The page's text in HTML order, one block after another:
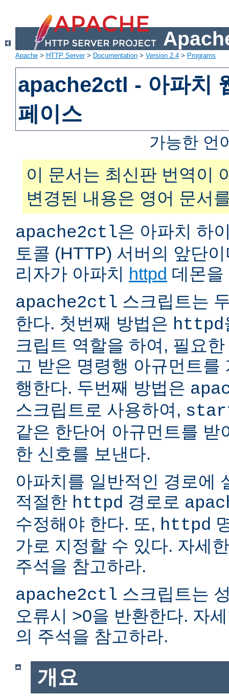
Apache > HTTP Server> Documentation > Version 2.4 > Programs
apache2ctl - 아파치
페이스
가능한 언
이 문서는 최신판 번역이
변경된 내용은 영어 문서
apache2ctl은 아파치 하
토콜 (HTTP) 서버의 앞단
리자가 아파치 httpd 데몬을
apache2ctl 스크립트는
한다. 첫번째 방법은 httpd
크립트 역할을 하여, 필요
고 받은 명령행 아규먼트
행한다. 두번째 방법은
스크립트로 사용하여,
같은 한단어 아규먼트를 받
한 신호를 보낸다.
아파치를 일반적인 경로에
적절한 httpd 경로로
수정해야 한다. 또, httpd
가로 지정할 수 있다. 자세
주석을 참고하라.
apache2ctl 스크립트는
오류시 >0을 반환한다. 자
의 주석을 참고하라.
개요